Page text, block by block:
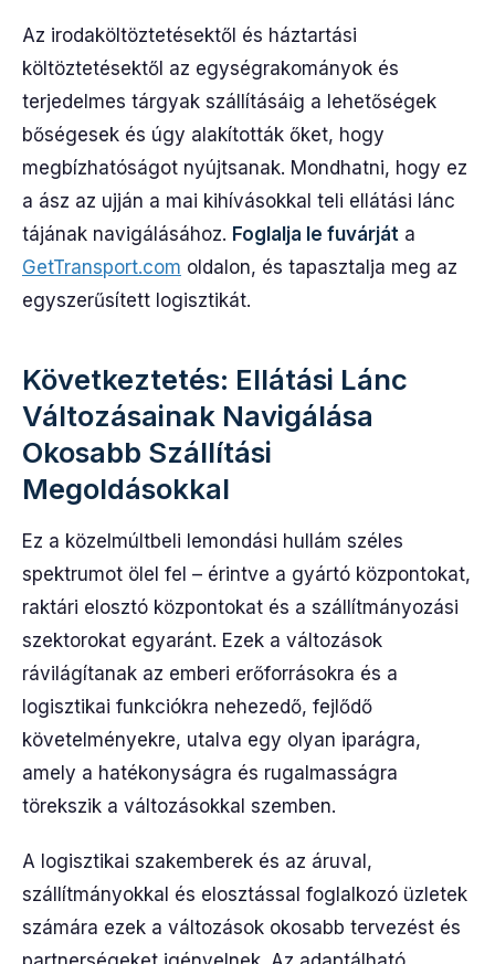
Az irodaköltöztetésektől és háztartási
költöztetésektől az egységrakományok és
terjedelmes tárgyak szállításáig a lehetőségek
bőségesek és úgy alakították őket, hogy
megbízhatóságot nyújtsanak. Mondhatni, hogy ez
a ász az ujján a mai kihívásokkal teli ellátási lánc
tájának navigálásához. Foglalja le fuvárját a
GetTransport.com oldalon, és tapasztalja meg az
egyszerűsített logisztikát.
Következtetés: Ellátási Lánc
Változásainak Navigálása
Okosabb Szállítási
Megoldásokkal
Ez a közelmúltbeli lemondási hullám széles
spektrumot ölel fel – érintve a gyártó központokat,
raktári elosztó központokat és a szállítmányozási
szektorokat egyaránt. Ezek a változások
rávilágítanak az emberi erőforrásokra és a
logisztikai funkciókra nehezedő, fejlődő
követelményekre, utalva egy olyan iparágra,
amely a hatékonyságra és rugalmasságra
törekszik a változásokkal szemben.
A logisztikai szakemberek és az áruval,
szállítmányokkal és elosztással foglalkozó üzletek
számára ezek a változások okosabb tervezést és